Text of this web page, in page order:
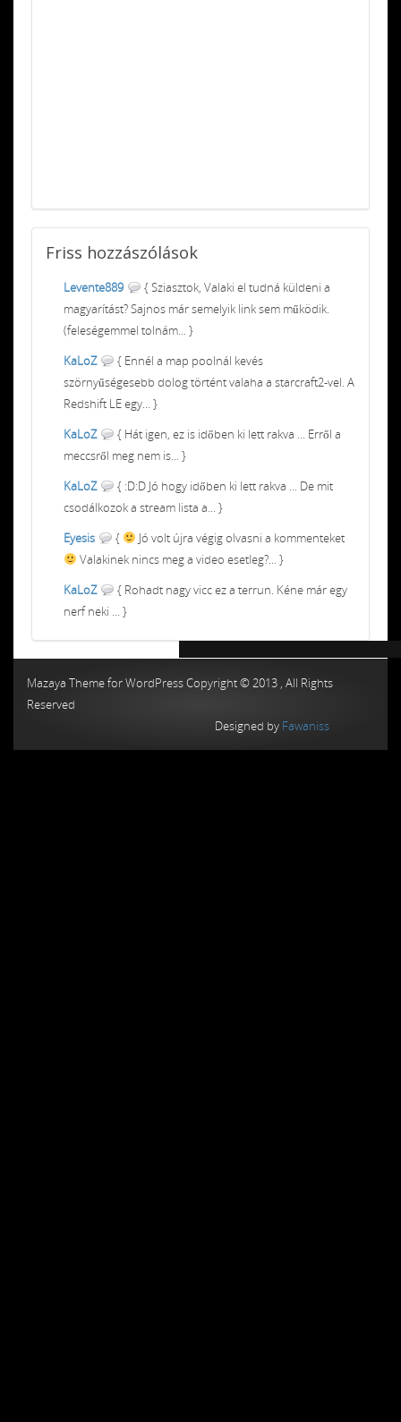
Friss hozzászólások
Levente889
{ Sziasztok, Valaki el tudná küldeni a
magyarítást? Sajnos már semelyik link sem működik.
(feleségemmel tolnám... }
KaLoZ
{ Ennél a map poolnál kevés
szörnyűségesebb dolog történt valaha a starcraft2-vel. A
Redshift LE egy... }
KaLoZ
{ Hát igen, ez is időben ki lett rakva ... Erről a
meccsről meg nem is... }
KaLoZ
{ :D:D Jó hogy időben ki lett rakva ... De mit
csodálkozok a stream lista a... }
Eyesis
{
Jó volt újra végig olvasni a kommenteket
Valakinek nincs meg a video esetleg?... }
KaLoZ
{ Rohadt nagy vicc ez a terrun. Kéne már egy
nerf neki ... }
Mazaya Theme for WordPress Copyright © 2013 , All Rights
Reserved
Designed by Fawaniss